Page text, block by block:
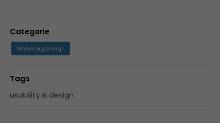
Categorie
Marketing Design
Tags
usability & design